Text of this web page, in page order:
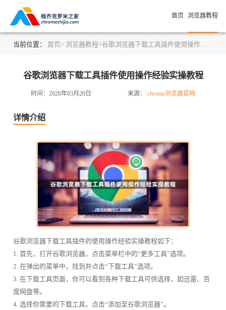
首页 浏览器教程
当前位置： 首页> 浏览器教程>谷歌浏览器下载工具插件使用操作经验实操教程
谷歌浏览器下载工具插件使用操作经验实操教程
时间：2026年03月20日 来源： chrome浏览器官网
详情介绍
谷歌浏览器下载工具插件的使用操作经验实操教程如下：
1. 首先，打开谷歌浏览器，点击菜单栏中的“更多工具”选项。
2. 在弹出的菜单中，找到并点击“下载工具”选项。
3. 在下载工具页面，你可以看到各种下载工具可供选择，如迅雷、百
度网盘等。
4. 选择你需要的下载工具，点击“添加至谷歌浏览器”。